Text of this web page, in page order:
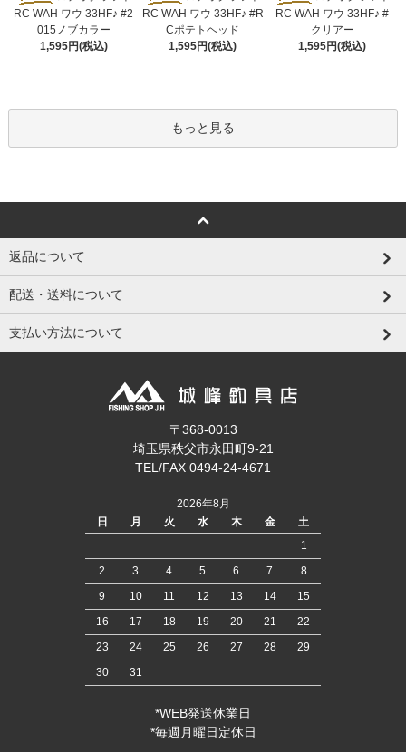
RC WAH ワウ 33HF♪ #2
015ノブカラー
1,595円(税込)
RC WAH ワウ 33HF♪ #R
Cポテトヘッド
1,595円(税込)
RC WAH ワウ 33HF♪ #
クリアー
1,595円(税込)
もっと見る
返品について
配送・送料について
支払い方法について
〒368-0013
埼玉県秩父市永田町9-21
TEL/FAX 0494-24-4671
2026年8月
日
月 火 水 木 金
土
1
2
3 4 5 6 7
8
9
10 11 12 13 14
15
16
17 18 19 20 21
22
23
24 25 26 27 28
29
30
31
*WEB発送休業日
*毎週月曜日定休日